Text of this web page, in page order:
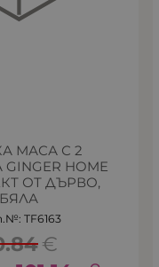
МАСА С 2
HOME
ОТ ДЪРВО,
БЯЛА
TF6163
€